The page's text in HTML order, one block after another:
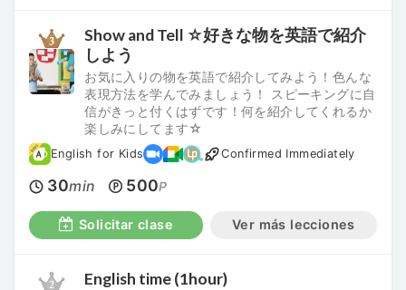
Show and Tell ☆好きな物を英語で紹介
しよう
お気に入りの物を英語で紹介してみよう！色んな
表現方法を学んでみましょう！ スピーキングに自
信がきっと付くはずです！何を紹介してくれるか
楽しみにしてます☆
English for Kids Confirmed Immediately
30min 500P
Solicitar clase Ver más lecciones
English time (1hour)